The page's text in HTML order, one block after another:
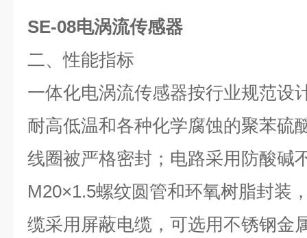
SE-08电涡流传感器
二、性能指标
一体化电涡流传感器按行业规范设
耐高低温和各种化学腐蚀的聚苯硫
线圈被严格密封；电路采用防酸碱
M20×1.5螺纹圆管和环氧树脂封装
缆采用屏蔽电缆，可选用不锈钢金